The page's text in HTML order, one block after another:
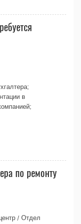
в
по ремонту
/ Отдел